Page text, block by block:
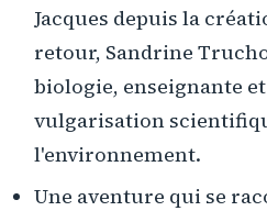
Jacques depuis la
retour, Sandrine
biologie, enseignante
vulgarisation
l'environnement.
Une aventure qui se